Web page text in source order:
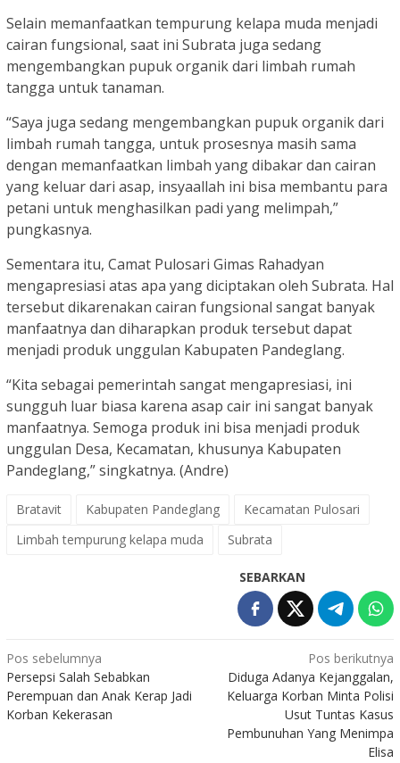
Selain memanfaatkan tempurung kelapa muda menjadi
cairan fungsional, saat ini Subrata juga sedang
mengembangkan pupuk organik dari limbah rumah
tangga untuk tanaman.
“Saya juga sedang mengembangkan pupuk organik dari
limbah rumah tangga, untuk prosesnya masih sama
dengan memanfaatkan limbah yang dibakar dan cairan
yang keluar dari asap, insyaallah ini bisa membantu para
petani untuk menghasilkan padi yang melimpah,”
pungkasnya.
Sementara itu, Camat Pulosari Gimas Rahadyan
mengapresiasi atas apa yang diciptakan oleh Subrata. Hal
tersebut dikarenakan cairan fungsional sangat banyak
manfaatnya dan diharapkan produk tersebut dapat
menjadi produk unggulan Kabupaten Pandeglang.
“Kita sebagai pemerintah sangat mengapresiasi, ini
sungguh luar biasa karena asap cair ini sangat banyak
manfaatnya. Semoga produk ini bisa menjadi produk
unggulan Desa, Kecamatan, khusunya Kabupaten
Pandeglang,” singkatnya. (Andre)
Bratavit Kabupaten Pandeglang
Kecamatan Pulosari
Limbah tempurung kelapa muda
Subrata
SEBARKAN
Navigasi
pos
Pos sebelumnya
Persepsi Salah Sebabkan
Perempuan dan Anak Kerap Jadi
Korban Kekerasan
Pos berikutnya
Diduga Adanya Kejanggalan,
Keluarga Korban Minta Polisi
Usut Tuntas Kasus
Pembunuhan Yang Menimpa
Elisa